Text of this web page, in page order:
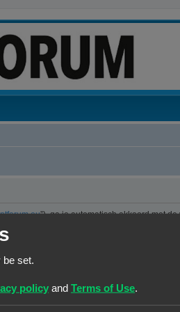
”), ga je automatisch akkoord met
moment te wijzigen en zullen ons best
wijzigingen, maak dan niet langer
v2” (hierna “GPL”) en kan
Limited is niet verantwoordelijk voor wat
be set.
policy and Terms of Use.